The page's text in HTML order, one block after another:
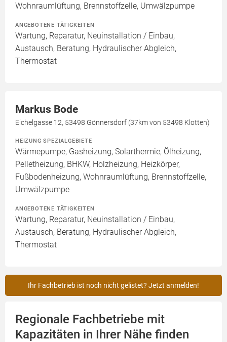
Wohnraumlüftung, Brennstoffzelle, Umwälzpumpe
ANGEBOTENE TÄTIGKEITEN
Wartung, Reparatur, Neuinstallation / Einbau,
Austausch, Beratung, Hydraulischer Abgleich,
Thermostat
Markus Bode
Eichelgasse 12, 53498 Gönnersdorf (37km von 53498 Klotten)
HEIZUNG SPEZIALGEBIETE
Wärmepumpe, Gasheizung, Solarthermie, Ölheizung,
Pelletheizung, BHKW, Holzheizung, Heizkörper,
Fußbodenheizung, Wohnraumlüftung, Brennstoffzelle,
Umwälzpumpe
ANGEBOTENE TÄTIGKEITEN
Wartung, Reparatur, Neuinstallation / Einbau,
Austausch, Beratung, Hydraulischer Abgleich,
Thermostat
Ihr Fachbetrieb ist noch nicht gelistet? Jetzt anmelden!
Regionale Fachbetriebe mit
Kapazitäten in Ihrer Nähe finden